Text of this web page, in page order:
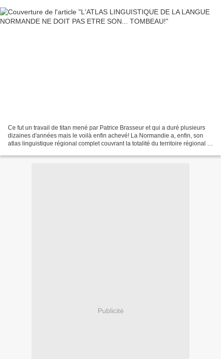
Ce fut un travail de titan mené par Patrice Brasseur et qui a duré plusieurs
dizaines d'années mais le voilà enfin achevé! La Normandie a, enfin, son
atlas linguistique régional complet couvrant la totalité du territoire régional et
Publicité